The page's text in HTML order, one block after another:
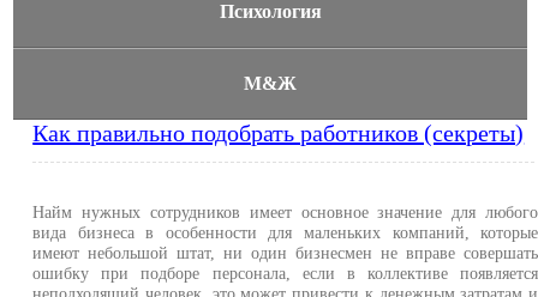
Психология
М&Ж
Как правильно подобрать работников (секреты)
Найм нужных сотрудников имеет основное значение для любого
вида бизнеса в особенности для маленьких компаний, которые
имеют небольшой штат, ни один бизнесмен не вправе совершать
ошибку при подборе персонала, если в коллективе появляется